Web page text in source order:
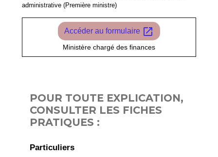
administrative (Première ministre)
Accéder au formulaire open_in_new
Ministère chargé des finances
POUR TOUTE EXPLICATION,
CONSULTER LES FICHES
PRATIQUES :
Particuliers